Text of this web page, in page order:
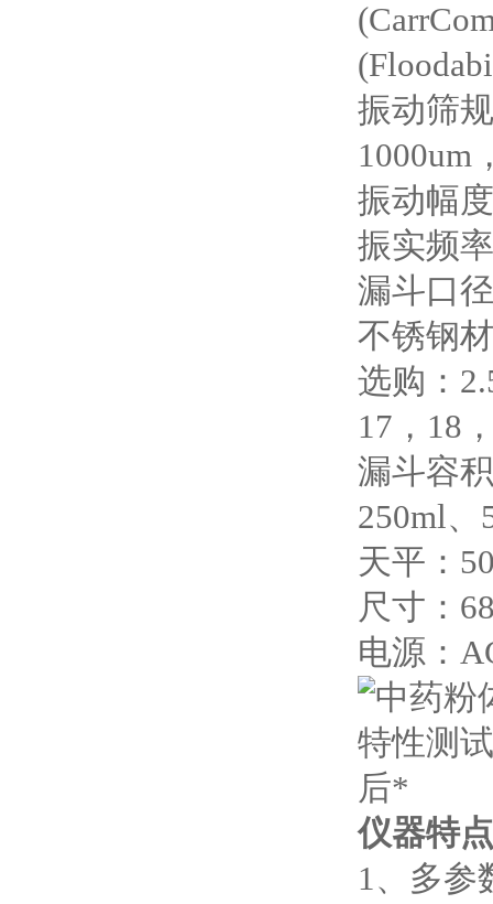
振动筛
1000um
振动幅
振实频
漏斗口
不锈钢
选购：
17，18
漏斗容
250ml、
天平：
尺寸：
电源：
仪器特点
1、多参